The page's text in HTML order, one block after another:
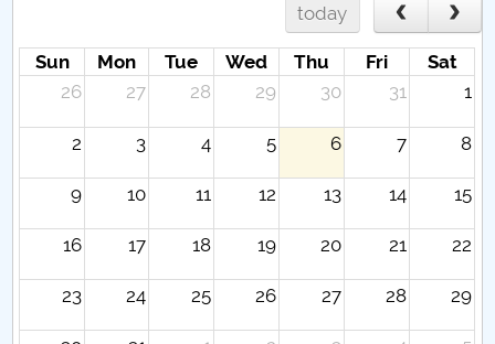
today
Sun Mon Tue Wed Thu Fri
Sat
26
27 28 29 30 31 1
2 3 4 5 6 7 8
9 10 11 12 13 14 15
16 17 18 19 20 21 22
23 24 25 26 27 28 29